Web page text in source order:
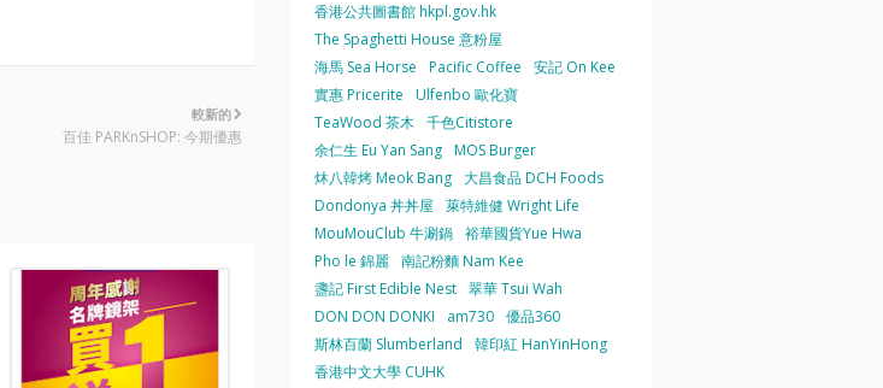
較新的
百佳 PARKnSHOP: 今期優惠
香港公共圖書館 hkpl.gov.hk
The Spaghetti House 意粉屋
海馬 Sea Horse
Pacific Coffee
安記 On Kee
實惠 Pricerite
Ulfenbo 歐化寶
TeaWood 茶木 千色Citistore
余仁生 Eu Yan Sang MOS Burger
炑八韓烤 Meok Bang 大昌食品 DCH Foods
Dondonya 丼丼屋
萊特維健 Wright Life
MouMouClub 牛涮鍋 裕華國貨Yue Hwa
Pho le 錦麗 南記粉麵 Nam Kee
盞記 First Edible Nest 翠華 Tsui Wah
DON DON DONKI
am730 優品360
斯林百蘭 Slumberland
韓印紅 HanYinHong
香港中文大學 CUHK